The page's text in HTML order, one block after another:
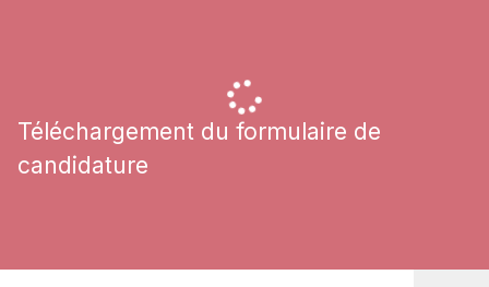
Téléchargement du formulaire de
candidature